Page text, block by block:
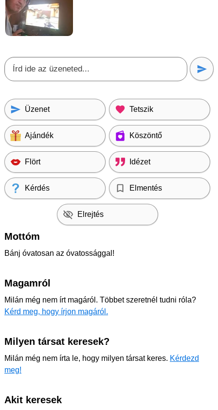
Üzenet Tetszik
Ajándék Köszöntő
Flört Idézet
Kérdés Elmentés
Elrejtés
Mottóm
Bánj óvatosan az óvatossággal!
Magamról
Milán még nem írt magáról. Többet szeretnél tudni róla?
Kérd meg, hogy írjon magáról.
Milyen társat keresek?
Milán még nem írta le, hogy milyen társat keres. Kérdezd
meg!
Akit keresek